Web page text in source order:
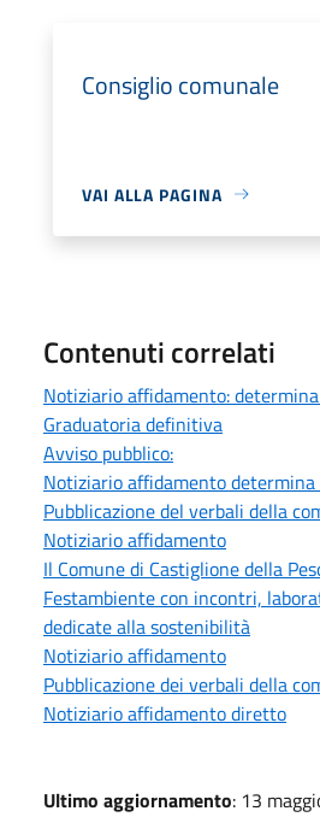
Consiglio comunale
VAI ALLA PAGINA
Contenuti correlati
Notiziario affidamento:
Graduatoria definitiva
Avviso pubblico:
Notiziario affidamento
Pubblicazione del verbali della
Notiziario affidamento
Il Comune di Castiglione della
Festambiente con incontri,
dedicate alla sostenibilità
Notiziario affidamento
Pubblicazione dei verbali della
Notiziario affidamento diretto
Ultimo aggiornamento: 13